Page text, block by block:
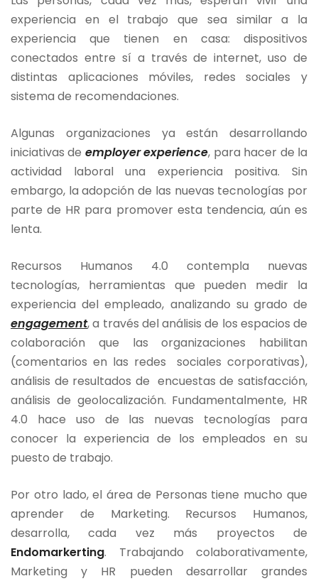
experiencia en el trabajo que sea similar a la
experiencia que tienen en casa: dispositivos
conectados entre sí a través de internet, uso de
distintas aplicaciones móviles, redes sociales y
sistema de recomendaciones.
Algunas organizaciones ya están desarrollando
iniciativas de employer experience, para hacer de la
actividad laboral una experiencia positiva. Sin
embargo, la adopción de las nuevas tecnologías por
parte de HR para promover esta tendencia, aún es
lenta.
Recursos Humanos 4.0 contempla nuevas
tecnologías, herramientas que pueden medir la
experiencia del empleado, analizando su grado de
engagement, a través del análisis de los espacios de
colaboración que las organizaciones habilitan
(comentarios en las redes sociales corporativas),
análisis de resultados de encuestas de satisfacción,
análisis de geolocalización. Fundamentalmente, HR
4.0 hace uso de las nuevas tecnologías para
conocer la experiencia de los empleados en su
puesto de trabajo.
Por otro lado, el área de Personas tiene mucho que
aprender de Marketing. Recursos Humanos,
desarrolla, cada vez más proyectos de
Endomarkerting. Trabajando colaborativamente,
Marketing y HR pueden desarrollar grandes